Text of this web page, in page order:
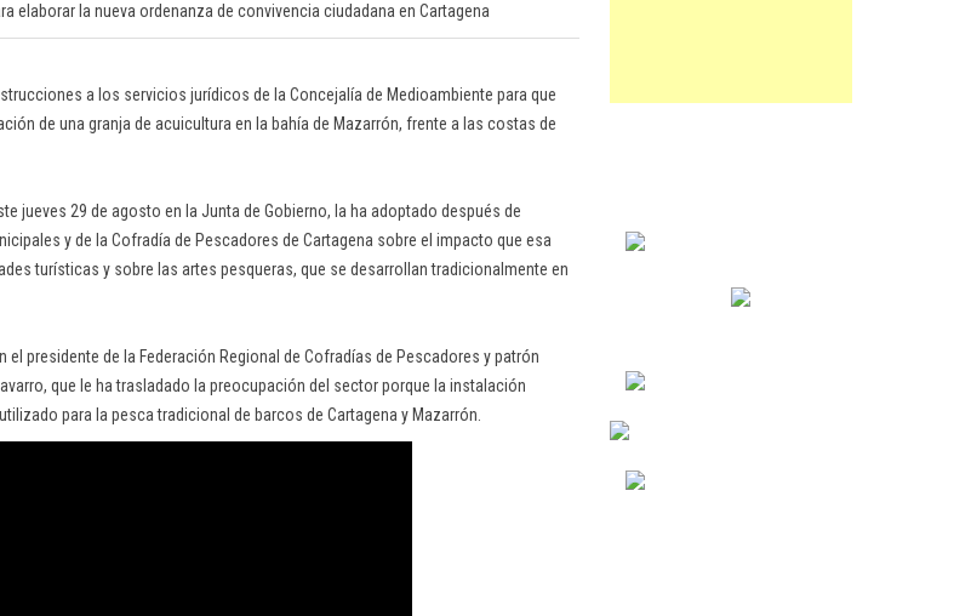
elaborar la nueva ordenanza de convivencia ciudadana en Cartagena
a los servicios jurídicos de la Concejalía de Medioambiente para que
de una granja de acuicultura en la bahía de Mazarrón, frente a las costas de
jueves 29 de agosto en la Junta de Gobierno, la ha adoptado después de
y de la Cofradía de Pescadores de Cartagena sobre el impacto que esa
turísticas y sobre las artes pesqueras, que se desarrollan tradicionalmente en
presidente de la Federación Regional de Cofradías de Pescadores y patrón
que le ha trasladado la preocupación del sector porque la instalación
para la pesca tradicional de barcos de Cartagena y Mazarrón.